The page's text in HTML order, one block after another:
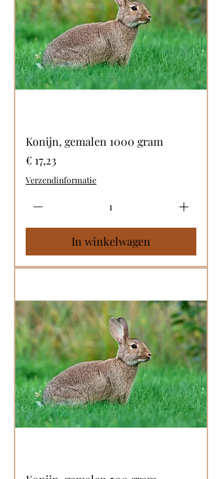
Konijn, gemalen 1000 gram
Prijs
€ 17,23
Verzendinformatie
In winkelwagen